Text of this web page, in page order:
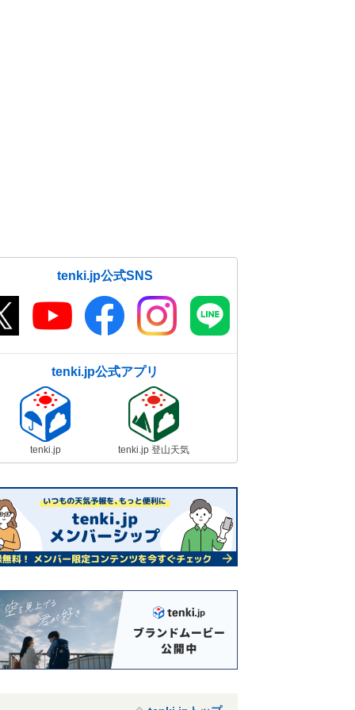
tenki.jp公式SNS
tenki.jp公式アプリ
tenki.jp tenki.jp 登山天気